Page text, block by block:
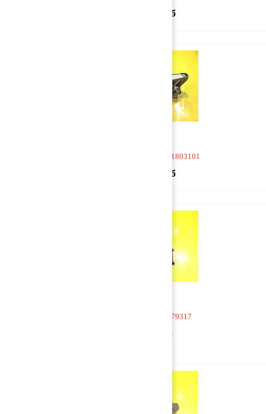
19 000 руб
Насос масляный 4711803101
19 000 руб
Насос масляный 479317
2 500 руб